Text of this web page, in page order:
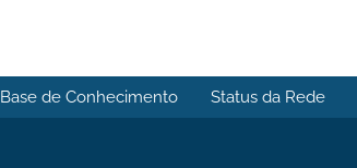
Base de Conhecimento Status da Rede